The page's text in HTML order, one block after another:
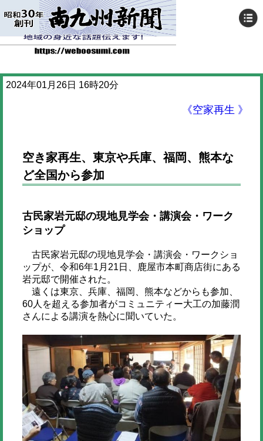
2024年01月26日 16時20分
《空家再生 》
空き家再生、東京や兵庫、福岡、熊本な
ど全国から参加
古民家岩元邸の現地見学会・講演会・ワーク
ショップ
古民家岩元邸の現地見学会・講演会・ワークショ
ップが、令和6年1月21日、鹿屋市本町商店街にある
岩元邸で開催された。
遠くは東京、兵庫、福岡、熊本などからも参加、
60人を超える参加者がコミュニティー大工の加藤潤
さんによる講演を熱心に聞いていた。